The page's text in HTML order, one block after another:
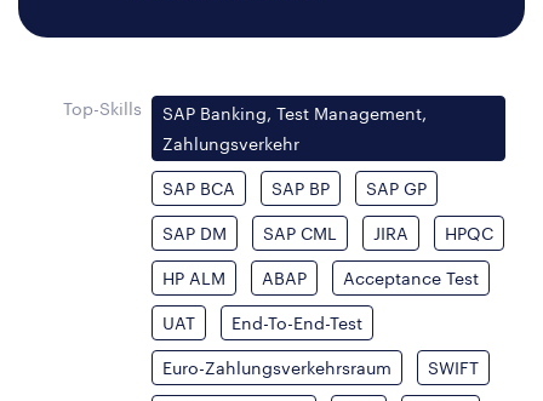
Top-Skills
SAP Banking, Test Management,
Zahlungsverkehr
SAP BCA SAP BP SAP GP
SAP DM SAP CML JIRA HPQC
HP ALM ABAP Acceptance Test
UAT End-To-End-Test
Euro-Zahlungsverkehrsraum SWIFT